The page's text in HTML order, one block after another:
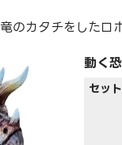
のカタチをしたロ
動く
セッ